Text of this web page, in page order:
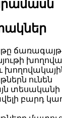
ճառագայթ
ունեն
տեսականի
բարդ